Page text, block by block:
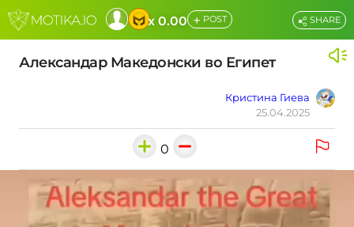
x 0.00 + POST
Александар Македонски во Египет
Кристина Гиева
25.04.2025
SHARE
0